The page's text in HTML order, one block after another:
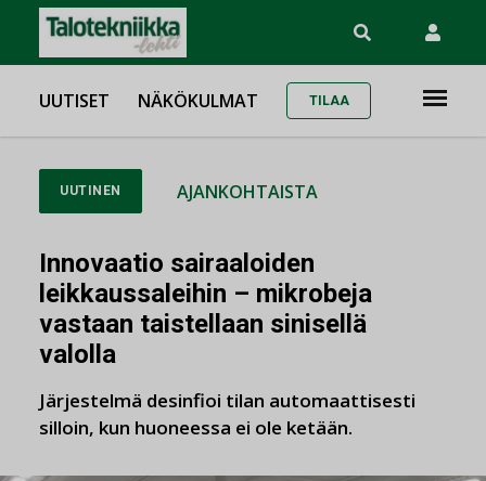
UUTISET NÄKÖKULMAT TILAA
UUTINEN AJANKOHTAISTA
Innovaatio sairaaloiden
leikkaussaleihin – mikrobeja
vastaan taistellaan sinisellä
valolla
Järjestelmä desinfioi tilan automaattisesti
silloin, kun huoneessa ei ole ketään.